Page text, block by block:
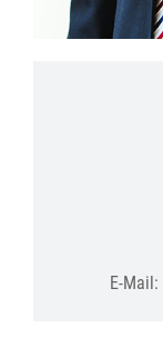
E-Mail: